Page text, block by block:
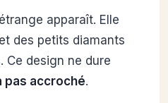
apparaît. Elle
des petits diamants
Ce design ne dure
pas accroché.